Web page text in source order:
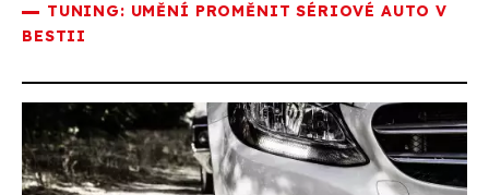
TUNING: UMĚNÍ PROMĚNIT SÉRIOVÉ AUTO V
BESTII